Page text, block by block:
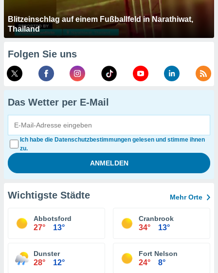
Blitzeinschlag auf einem Fußballfeld in Narathiwat,
Thailand
Folgen Sie uns
Das Wetter per E-Mail
Ich habe die Datenschutzbestimmungen gelesen und stimme ihnen
zu.
Wichtigste Städte Mehr Orte
Abbotsford
27° 13°
Cranbrook
34° 13°
Dunster
28° 12°
Fort Nelson
24° 8°